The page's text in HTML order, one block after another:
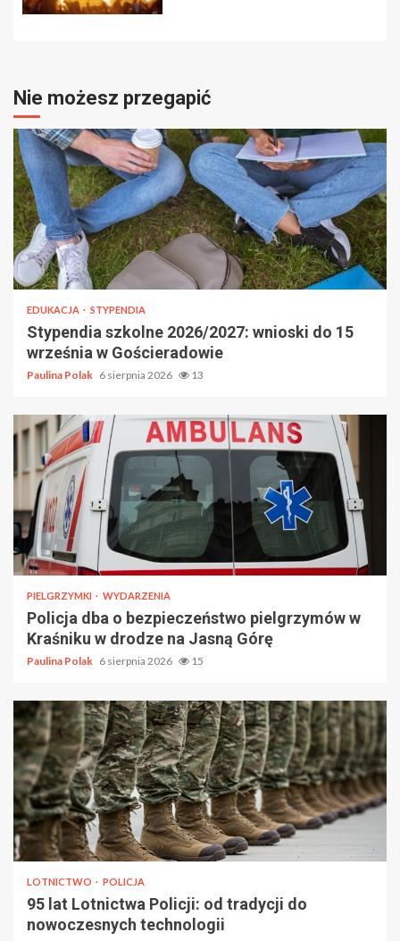
Nie możesz przegapić
EDUKACJA STYPENDIA
Stypendia szkolne 2026/2027: wnioski do 15
września w Gościeradowie
Paulina Polak 6 sierpnia 2026 13
PIELGRZYMKI WYDARZENIA
Policja dba o bezpieczeństwo pielgrzymów w
Kraśniku w drodze na Jasną Górę
Paulina Polak 6 sierpnia 2026 15
LOTNICTWO POLICJA
95 lat Lotnictwa Policji: od tradycji do
nowoczesnych technologii